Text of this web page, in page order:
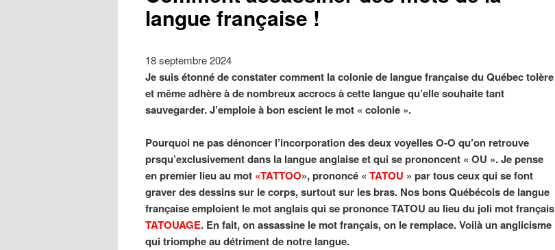
langue française !
18 septembre 2024
Je suis étonné de constater comment la colonie de langue française du Québec tolère
et même adhère à de nombreux accrocs à cette langue qu’elle souhaite tant
sauvegarder. J’emploie à bon escient le mot « colonie ».
Pourquoi ne pas dénoncer l’incorporation des deux voyellesO-O qu’on retrouve
prsqu’exclusivement dans la langue anglaise et qui se prononcent « OU ». Je pense
en premier lieu au mot «TATTOO», prononcé « TATOU » par tous ceux qui se font
graver des dessins sur le corps, surtout sur les bras. Nos bons Québécois de langue
française emploient le mot anglais qui se prononce TATOU au lieu du joli mot français
TATOUAGE. En fait, on assassine le mot français, on le remplace. Voilà un anglicisme
qui triomphe au détriment de notre langue.